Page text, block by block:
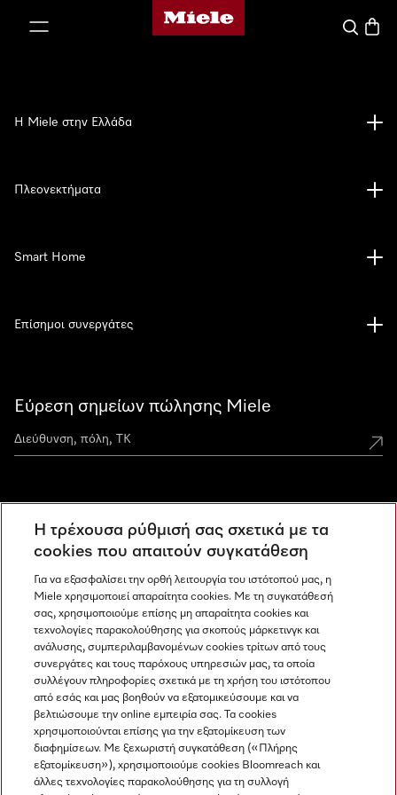
Αρχική σελίδα της Miele
Εύρεση σημείων πώλησης Miele
Ανακαλύψτε τα Miele Experience Center
Newsletter
Η Miele στην Ελλάδα
Πλεονεκτήματα
Smart Home
Επίσημοι συνεργάτες
Miele στο Instagram
Miele στο Facebook
Miele στο Youtube
Η τρέχουσα ρύθμισή σας σχετικά με τα
cookies που απαιτούν συγκατάθεση
Για να εξασφαλίσει την ορθή λειτουργία του ιστότοπού μας, η
Miele χρησιμοποιεί απαραίτητα cookies. Με τη συγκατάθεσή
σας, χρησιμοποιούμε επίσης μη απαραίτητα cookies και
τεχνολογίες παρακολούθησης για σκοπούς μάρκετινγκ και
ανάλυσης, συμπεριλαμβανομένων cookies τρίτων από τους
συνεργάτες και τους παρόχους υπηρεσιών μας, τα οποία
συλλέγουν πληροφορίες σχετικά με τη χρήση του ιστότοπου
από εσάς και μας βοηθούν να εξατομικεύσουμε και να
βελτιώσουμε την online εμπειρία σας. Τα cookies
χρησιμοποιούνται επίσης για την εξατομίκευση των
διαφημίσεων. Με ξεχωριστή συγκατάθεση («Πλήρης
εξατομίκευση»), χρησιμοποιούμε cookies Bloomreach και
άλλες τεχνολογίες παρακολούθησης για τη συλλογή